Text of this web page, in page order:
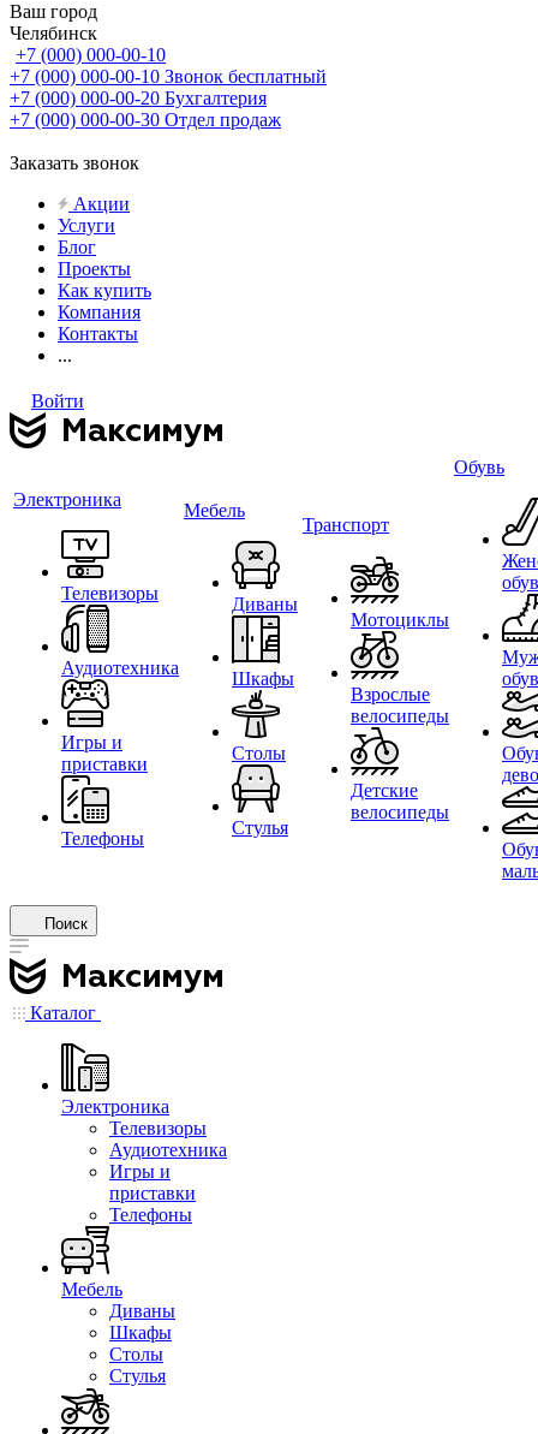
Ваш город
Челябинск
+7 (000) 000-00-10
+7 (000) 000-00-10 Звонок бесплатный
+7 (000) 000-00-20 Бухгалтерия
+7 (000) 000-00-30 Отдел продаж
Заказать звонок
Акции
Услуги
Блог
Проекты
Как купить
Компания
Контакты
...
Войти
Электроника
Телевизоры
Аудиотехника
Игры и
приставки
Телефоны
Мебель
Диваны
Шкафы
Столы
Стулья
Транспорт
Мотоциклы
Взрослые
велосипеды
Детские
велосипеды
Обувь
Поиск
Каталог
Электроника
Телевизоры
Аудиотехника
Игры и
приставки
Телефоны
Мебель
Диваны
Шкафы
Столы
Стулья